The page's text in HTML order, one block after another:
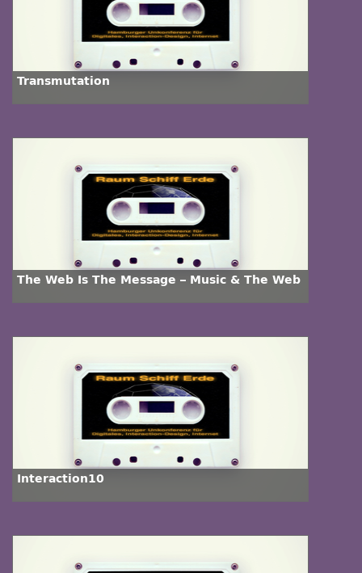
Transmutation
The Web Is The Message – Music & The Web
Interaction10